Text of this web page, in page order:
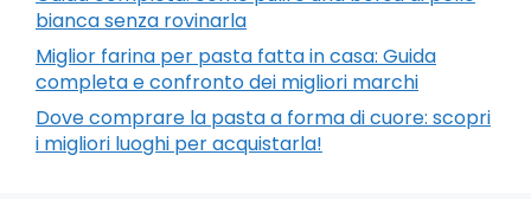
bianca senza rovinarla
Miglior farina per pasta fatta in casa: Guida
completa e confronto dei migliori marchi
Dove comprare la pasta a forma di cuore: scopri
i migliori luoghi per acquistarla!